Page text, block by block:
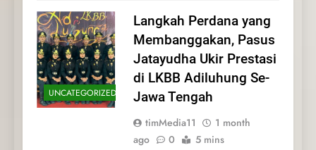
UNCATEGORIZED
Langkah Perdana yang
Membanggakan, Pasus
Jatayudha Ukir Prestasi
di LKBB Adiluhung Se-
Jawa Tengah
timMedia11
1 month
ago
0 5 mins